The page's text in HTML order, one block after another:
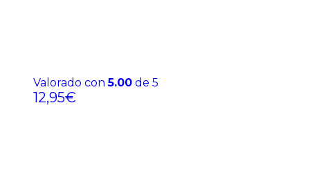
Valorado con5.00 de 5
12,95€